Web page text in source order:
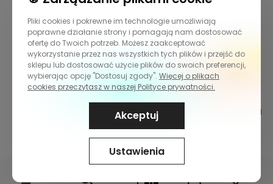
Sklep internetowy Shoper.pl Szablon Shoper Modern 3.0™
od
GrowCommerce
Pliki cookies i pokrewne im technologie umożliwiają
poprawne działanie strony i pomagają nam dostosować
ofertę do Twoich potrzeb. Możesz zaakceptować
wykorzystanie przez nas wszystkich tych plików i przejść do
sklepu lub dostosować użycie plików do swoich preferencji,
wybierając opcję "Dostosuj zgody". Więcej o plikach
cookies przeczytasz w naszej Polityce prywatności.
Ustawienia
Akceptuj